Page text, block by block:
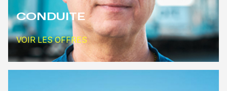
CONDUITE
VOIR LES OFFRES